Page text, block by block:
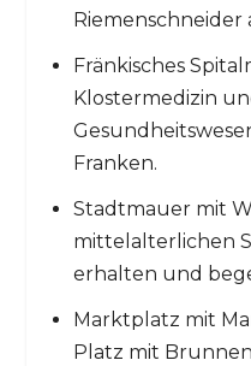
Riemenschneider
Fränkisches
Klostermedizin
Franken.
Stadtmauer mit
mittelalterlichen
erhalten und
Marktplatz mit
Platz mit